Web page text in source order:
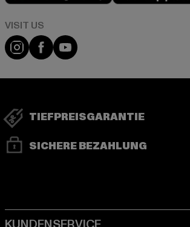
Visit our Instagram page:
Visit our Facebook page:
Visit our YouTube channel:
TIEFPREISGARANTIE
SICHERE BEZAHLUNG